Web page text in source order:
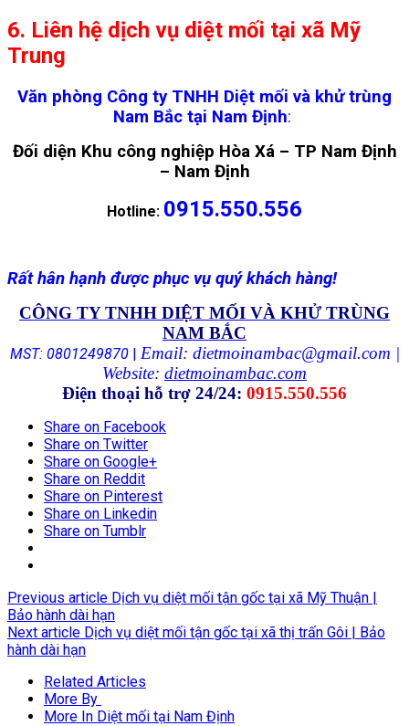
6. Liên hệ dịch vụ diệt mối tại xã Mỹ
Trung
Văn phòng Công ty TNHH Diệt mối và khử trùng
Nam Bắc tại Nam Định:
Đối diện Khu công nghiệp Hòa Xá – TP Nam Định
– Nam Định
Hotline: 0915.550.556
Rất hân hạnh được phục vụ quý khách hàng!
CÔNG TY TNHH DIỆT MỐI VÀ KHỬ TRÙNG
NAM BẮC
MST: 0801249870| Email: dietmoinambac@gmail.com |
Website: dietmoinambac.com
Điện thoại hỗ trợ 24/24: 0915.550.556
Share on Facebook
Share on Twitter
Share on Google+
Share on Reddit
Share on Pinterest
Share on Linkedin
Share on Tumblr
Previous article Dịch vụ diệt mối tận gốc tại xã Mỹ Thuận |
Bảo hành dài hạn
Next article Dịch vụ diệt mối tận gốc tại xã thị trấn Gôi | Bảo
hành dài hạn
Related Articles
More By
More In Diệt mối tại Nam Định